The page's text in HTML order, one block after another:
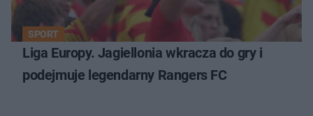
SPORT
Liga Europy. Jagiellonia wkracza do gry i
podejmuje legendarny Rangers FC